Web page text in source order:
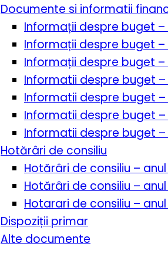
Documente si informatii
Informații despre buget –
Informații despre buget –
Informații despre buget –
Informatii despre buget –
Informatii despre buget –
Informatii despre buget –
Informatii despre buget –
Hotărâri de consiliu
Hotărâri de consiliu –
Hotărâri de consiliu –
Hotarari de consiliu – anul
Dispoziții primar
Alte documente